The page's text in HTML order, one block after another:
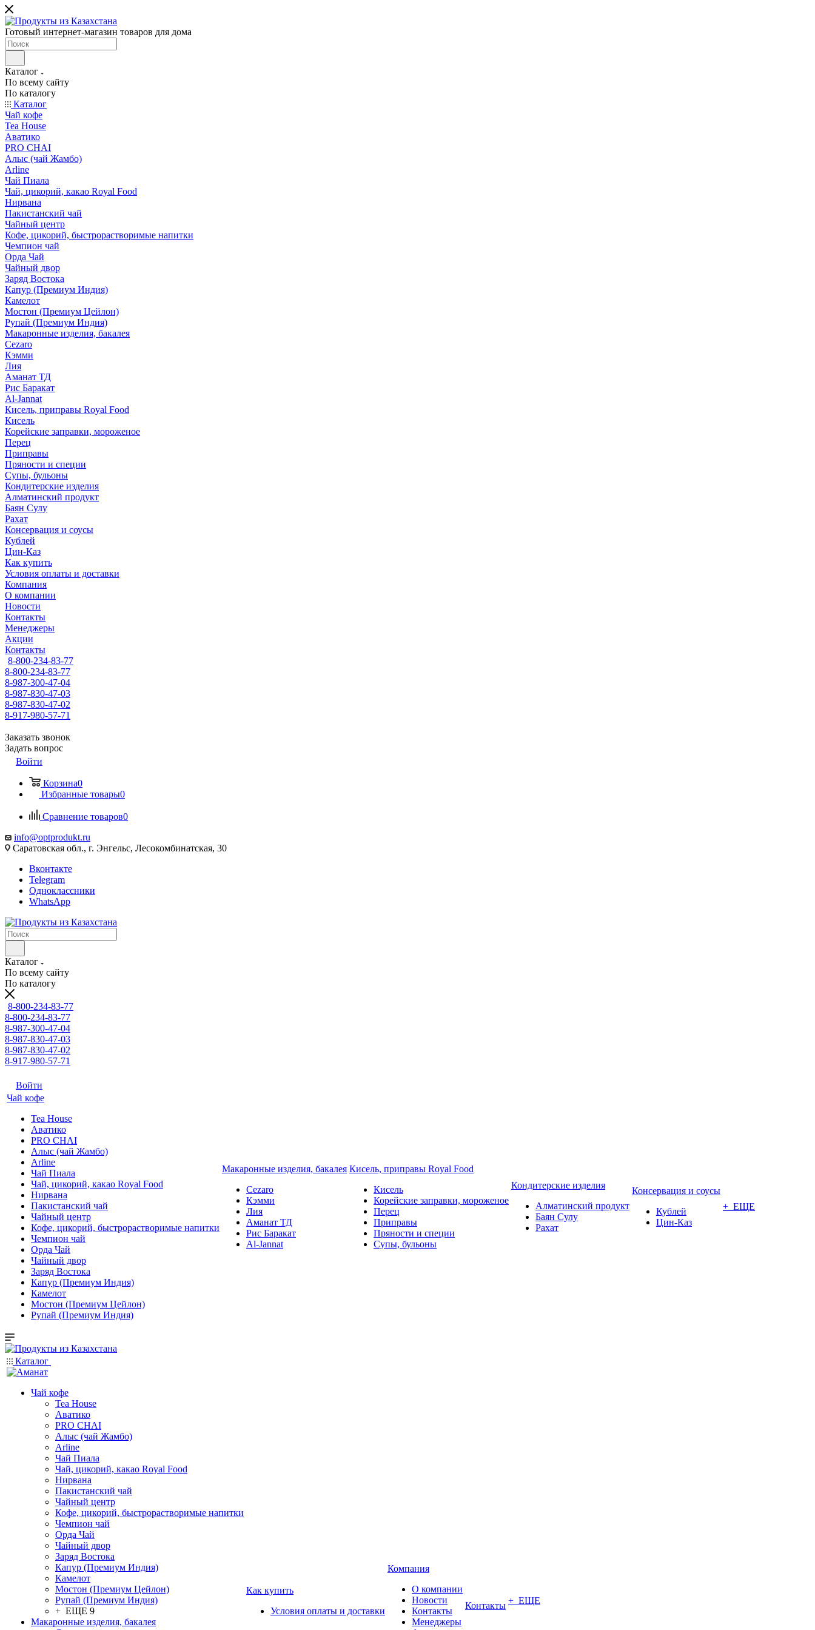
Готовый интернет-магазин товаров для дома
Каталог
По всему сайту
По каталогу
Каталог
Чай кофе
Tea House
Аватико
PRO CHAI
Алыс (чай Жамбо)
Arline
Чай Пиала
Чай, цикорий, какао Royal Food
Нирвана
Пакистанский чай
Чайный центр
Кофе, цикорий, быстрорастворимые напитки
Чемпион чай
Орда Чай
Чайный двор
Заряд Востока
Капур (Премиум Индия)
Камелот
Мостон (Премиум Цейлон)
Рупай (Премиум Индия)
Макаронные изделия, бакалея
Cezaro
Кэмми
Лия
Аманат ТД
Рис Баракат
Al-Jannat
Кисель, приправы Royal Food
Кисель
Корейские заправки, мороженое
Перец
Приправы
Пряности и специи
Супы, бульоны
Кондитерские изделия
Алматинский продукт
Баян Сулу
Рахат
Консервация и соусы
Кублей
Цин-Каз
Как купить
Условия оплаты и доставки
Компания
О компании
Новости
Контакты
Менеджеры
Акции
Контакты
8-800-234-83-77
8-800-234-83-77
8-987-300-47-04
8-987-830-47-03
8-987-830-47-02
8-917-980-57-71
Заказать звонок
Задать вопрос
Войти
Корзина0
Избранные товары0
Сравнение товаров0
info@optprodukt.ru
Саратовская обл., г. Энгельс, Лесокомбинатская, 30
Вконтакте
Telegram
Одноклассники
WhatsApp
Каталог
По всему сайту
По каталогу
8-800-234-83-77
8-800-234-83-77
8-987-300-47-04
8-987-830-47-03
8-987-830-47-02
8-917-980-57-71
Войти
Чай кофе
Tea House
Аватико
PRO CHAI
Алыс (чай Жамбо)
Arline
Чай Пиала
Чай, цикорий, какао Royal Food
Нирвана
Пакистанский чай
Чайный центр
Кофе, цикорий, быстрорастворимые напитки
Чемпион чай
Орда Чай
Чайный двор
Заряд Востока
Капур (Премиум Индия)
Камелот
Мостон (Премиум Цейлон)
Рупай (Премиум Индия)
Макаронные изделия, бакалея
Cezaro
Кэмми
Лия
Аманат ТД
Рис Баракат
Al-Jannat
Кисель, приправы Royal Food
Кисель
Корейские заправки, мороженое
Перец
Приправы
Пряности и специи
Супы, бульоны
Кондитерские изделия
Алматинский продукт
Баян Сулу
Рахат
Консервация и соусы
Кублей
Цин-Каз
+ ЕЩЕ
Каталог
Чай кофе
Tea House
Аватико
PRO CHAI
Алыс (чай Жамбо)
Arline
Чай Пиала
Чай, цикорий, какао Royal Food
Нирвана
Пакистанский чай
Чайный центр
Кофе, цикорий, быстрорастворимые напитки
Чемпион чай
Орда Чай
Чайный двор
Заряд Востока
Капур (Премиум Индия)
Камелот
Мостон (Премиум Цейлон)
Рупай (Премиум Индия)
+ ЕЩЕ 9
Макаронные изделия, бакалея
Как купить
Условия оплаты и доставки
Компания
О компании
Новости
Контакты
Менеджеры
Контакты + ЕЩЕ